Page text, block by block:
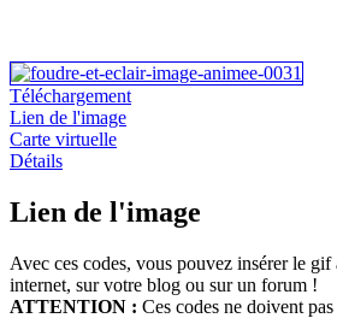
Téléchargement
Lien de l'image
Carte virtuelle
Détails
Lien de l'image
Avec ces codes, vous pouvez insérer le
internet, sur votre blog ou sur un forum !
ATTENTION : Ces codes ne doivent